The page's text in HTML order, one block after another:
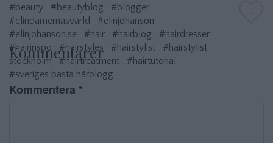
#beauty #beautyblog
#blogger
#elindamernasvarld
#elinjohanson
#elinjohanson.se
#hair #hairblog
#hairdresser
#hairinspo
#hairstyles #hairstylist
#hairstylist
stockholm
#hairtreatment
#hairtutorial
#sveriges bästa hårblogg
Kommentarer
Kommentera *